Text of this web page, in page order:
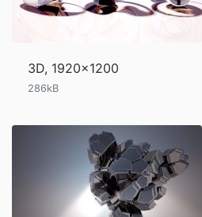
3D, 1920x1200
286kB